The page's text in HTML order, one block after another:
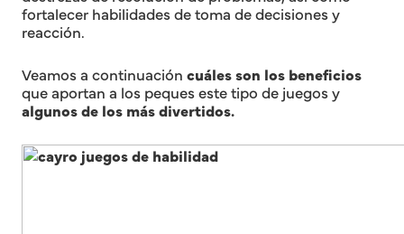
fortalecer habilidades de toma de decisiones y
reacción.
Veamos a continuación cuáles son los beneficios
que aportan a los peques este tipo de juegos y
algunos de los más divertidos.